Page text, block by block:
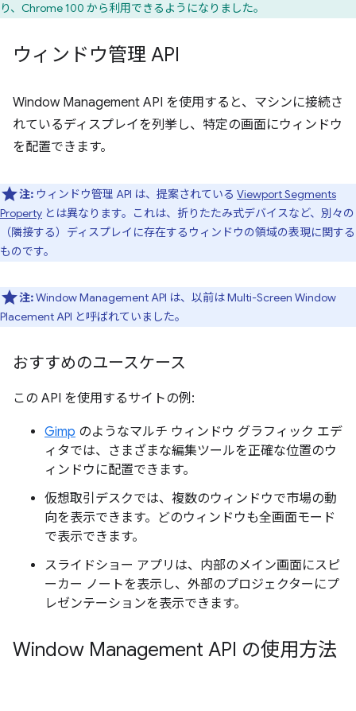
り、Chrome 100 から利用できるようになりました。
ウィンドウ管理 API
Window Management API を使用すると、マシンに接続さ
れているディスプレイを列挙し、特定の画面にウィンドウ
を配置できます。
注: ウィンドウ管理 API は、提案されている Viewport Segments
Property とは異なります。これは、折りたたみ式デバイスなど、別々の
（隣接する）ディスプレイに存在するウィンドウの領域の表現に関する
ものです。
注:Window Management API は、以前は Multi-Screen Window
Placement API と呼ばれていました。
おすすめのユースケース
この API を使用するサイトの例:
Gimp のようなマルチ ウィンドウ グラフィック エデ
ィタでは、さまざまな編集ツールを正確な位置のウ
ィンドウに配置できます。
仮想取引デスクでは、複数のウィンドウで市場の動
向を表示できます。どのウィンドウも全画面モード
で表示できます。
スライドショー アプリは、内部のメイン画面にスピ
ーカー ノートを表示し、外部のプロジェクターにプ
レゼンテーションを表示できます。
Window Management API の使用方法